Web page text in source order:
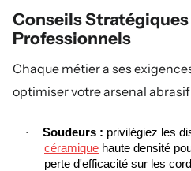
Conseils
Professionnels
Chaque métier a ses
optimiser votre arsenal
· Soudeurs : privilégiez les
céramique haute densité
perte d'efficacité sur les